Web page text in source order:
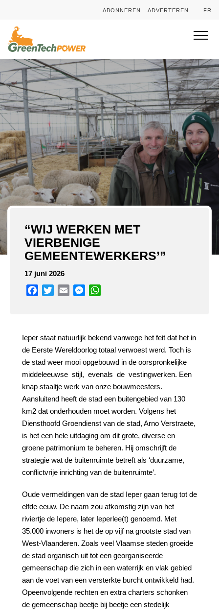
ABONNEREN ADVERTEREN FR
“WIJ WERKEN MET
VIERBENIGE
GEMEENTEWERKERS’”
17 juni 2026
Facebook
TwitterEmail Messenger
Ieper staat natuurlijk bekend vanwege het feit dat het in
de Eerste Wereldoorlog totaal verwoest werd. Toch is
de stad weer mooi opgebouwd in de oorspronkelijke
middeleeuwse stijl, evenals de vestingwerken. Een
knap staaltje werk van onze bouwmeesters.
Aansluitend heeft de stad een buitengebied van 130
km2 dat onderhouden moet worden. Volgens het
Diensthoofd Groendienst van de stad, Arno Verstraete,
is het een hele uitdaging om dit grote, diverse en
groene patrimonium te beheren. Hij omschrijft de
strategie wat de buitenruimte betreft als ‘duurzame,
conflictvrije inrichting van de buitenruimte’.
Oude vermeldingen van de stad Ieper gaan terug tot de
elfde eeuw. De naam zou afkomstig zijn van het
riviertje de Iepere, later Ieperlee(t) genoemd. Met
35.000 inwoners is het de op vijf na grootste stad van
West-Vlaanderen. Zoals veel Vlaamse steden groeide
de stad organisch uit tot een georganiseerde
gemeenschap die zich in een waterrijk en vlak gebied
aan de voet van een versterkte burcht ontwikkeld had.
Opeenvolgende rechten en extra charters schonken
de gemeenschap beetje bij beetje een stedelijk